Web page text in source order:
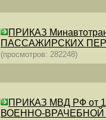
ПРИКАЗ
ПАССАЖИРСКИХ
(просмотров: 282248)
ПРИКАЗ МВД РФ от
ВОЕННО-